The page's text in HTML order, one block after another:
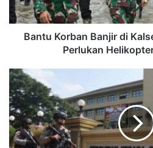
Bantu Korban Banjir di
Perlukan